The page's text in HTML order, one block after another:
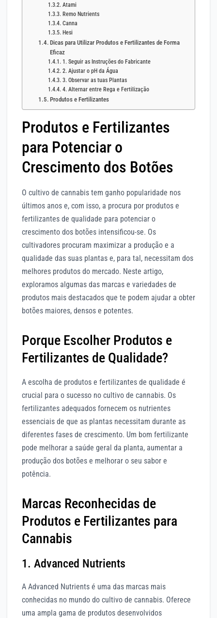
Atami
Remo Nutrients
Canna
Hesi
Dicas para Utilizar Produtos e Fertilizantes de Forma
Eficaz
1. Seguir as Instruções do Fabricante
2. Ajustar o pH da Água
3. Observar as tuas Plantas
4. Alternar entre Rega e Fertilização
Produtos e Fertilizantes
Produtos e Fertilizantes
para Potenciar o
Crescimento dos Botões
O cultivo de cannabis tem ganho popularidade nos
últimos anos e, com isso, a procura por produtos e
fertilizantes de qualidade para potenciar o
crescimento dos botões intensificou-se. Os
cultivadores procuram maximizar a produção e a
qualidade das suas plantas e, para tal, necessitam dos
melhores produtos do mercado. Neste artigo,
exploramos algumas das marcas e variedades de
produtos mais destacados que te podem ajudar a obter
botões maiores, densos e potentes.
Porque Escolher Produtos e
Fertilizantes de Qualidade?
A escolha de produtos e fertilizantes de qualidade é
crucial para o sucesso no cultivo de cannabis. Os
fertilizantes adequados fornecem os nutrientes
essenciais de que as plantas necessitam durante as
diferentes fases de crescimento. Um bom fertilizante
pode melhorar a saúde geral da planta, aumentar a
produção dos botões e melhorar o seu sabor e
potência.
Marcas Reconhecidas de
Produtos e Fertilizantes para
Cannabis
1. Advanced Nutrients
A Advanced Nutrients é uma das marcas mais
conhecidas no mundo do cultivo de cannabis. Oferece
uma ampla gama de produtos desenvolvidos